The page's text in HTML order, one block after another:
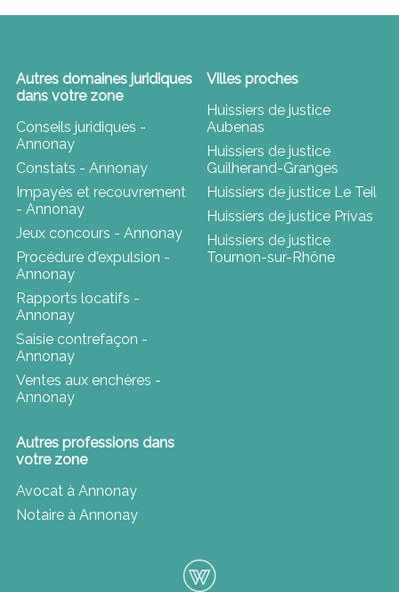
Autres domaines juridiques
dans votre zone
Conseils juridiques -
Annonay
Constats - Annonay
Impayés et recouvrement
- Annonay
Jeux concours - Annonay
Procédure d'expulsion -
Annonay
Rapports locatifs -
Annonay
Saisie contrefaçon -
Annonay
Ventes aux enchères -
Annonay
Autres professions dans
votre zone
Avocat à Annonay
Notaire à Annonay
Villes proches
Huissiers de justice
Aubenas
Huissiers de justice
Guilherand-Granges
Huissiers de justice Le Teil
Huissiers de justice Privas
Huissiers de justice
Tournon-sur-Rhône